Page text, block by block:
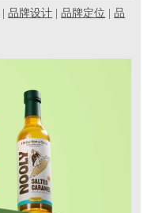
|品牌设计 |品牌定位 |品